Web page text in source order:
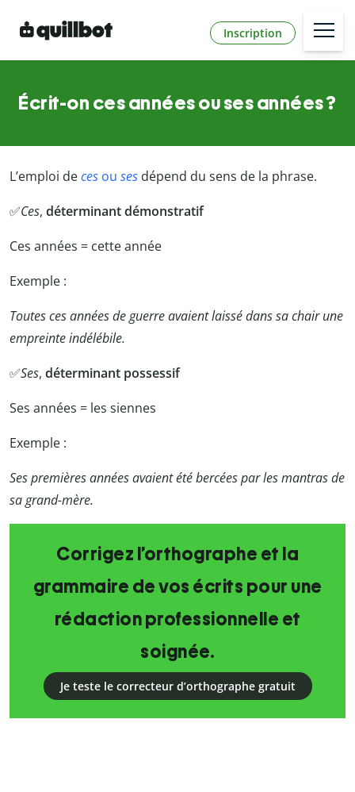
Inscription
Écrit-on ces années ou ses années ?
L’emploi deces ou ses dépend du sens de la phrase.
✅Ces, déterminant démonstratif
Ces années = cette année
Exemple :
Toutes ces années de guerre avaient laissé dans sa chair une
empreinte indélébile.
✅Ses, déterminant possessif
Ses années = les siennes
Exemple :
Ses premières années avaient été bercées par les mantras de
sa grand-mère.
Corrigez l’orthographe et la
grammaire de vos écrits pour une
rédaction professionnelle et
soignée.
Je teste le correcteur d’orthographe gratuit